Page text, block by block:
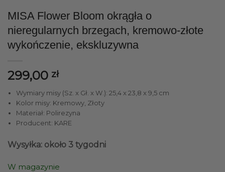
MISA Flower Bloom okrągła o
nieregularnych brzegach, kremowo-złote
wykończenie, ekskluzywna
299,00 zł
Wymiary misy (Sz. x Gł. x W.): 25,4 x 23,8 x 9,5 cm
Kolor misy: Kremowy, Złoty
Materiał: Polirezyna
Producent: KARE
Wysyłka: około 3 tygodni
W magazynie